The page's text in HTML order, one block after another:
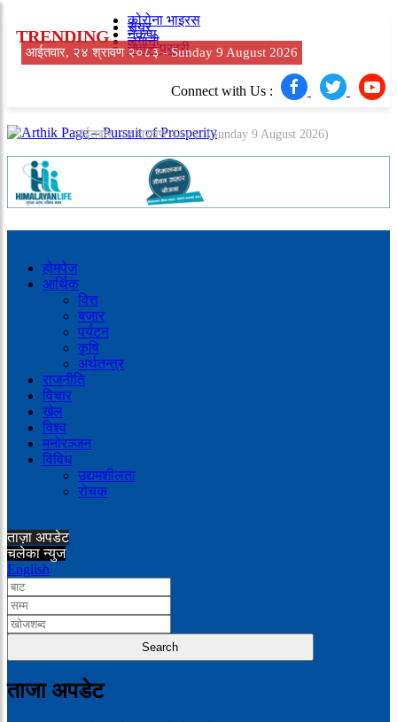
TRENDING
कोरोना भाइरस
सेयर
नेकपा
लगानी
नेपाल प्रहरी
Connect with Us :
आईतवार, २४ श्रावण २०८३ (Sunday 9 August 2026)
आईतवार, २४ श्रावण २०८३ -Sunday 9 August 2026
होमपेज
आर्थिक
वित्त
बजार
पर्यटन
कृषि
अर्थतन्त्र
राजनीति
विचार
खेल
विश्व
मनोरञ्जन
विविध
उद्यमशीलता
रोचक
ताज़ा अपडेट
चलेका न्युज
English
ताजा अपडेट